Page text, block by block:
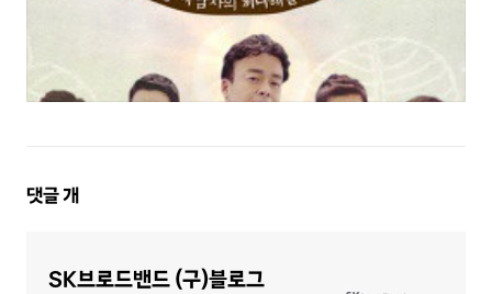
댓
댓글개
SK브로드밴드 (구)블로그